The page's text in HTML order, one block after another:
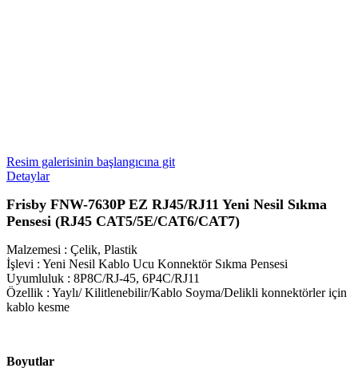
Resim galerisinin başlangıcına git
Detaylar
Frisby FNW-7630P EZ RJ45/RJ11 Yeni Nesil Sıkma
Pensesi (RJ45 CAT5/5E/CAT6/CAT7)
Malzemesi : Çelik, Plastik
İşlevi : Yeni Nesil Kablo Ucu Konnektör Sıkma Pensesi
Uyumluluk : 8P8C/RJ-45, 6P4C/RJ11
Özellik : Yaylı/ Kilitlenebilir/Kablo Soyma/Delikli konnektörler için
kablo kesme
Boyutlar